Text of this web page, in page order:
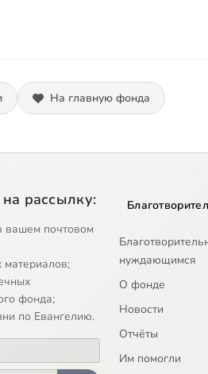
На главную фонда
рассылку:
почтовом
фонда;
по Евангелию.
нуждающимся
О фонде
Новости
Отчёты
Им помогли